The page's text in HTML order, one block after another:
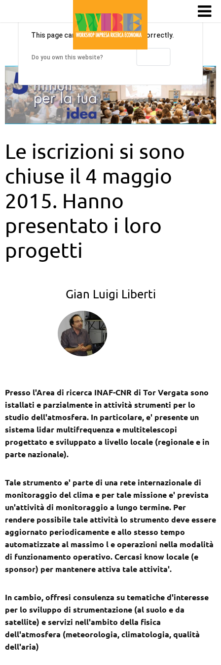
Le iscrizioni si sono
chiuse il 4 maggio
2015. Hanno
presentato i loro
progetti
Gian Luigi Liberti
Presso l'Area di ricerca INAF-CNR di Tor Vergata sono
istallati e parzialmente in attività strumenti per lo
studio dell'atmosfera. In particolare, e' presente un
sistema lidar multifrequenza e multitelescopi
progettato e sviluppato a livello locale (regionale e in
parte nazionale).
Tale strumento e' parte di una rete internazionale di
monitoraggio del clima e per tale missione e' prevista
un'attività di monitoraggio a lungo termine. Per
rendere possibile tale attività lo strumento deve essere
aggiornato periodicamente e allo stesso tempo
automatizzate al massimo l e operazioni nella modalità
di funzionamento operativo. Cercasi know locale (e
sponsor) per mantenere attiva tale attivita'.
In cambio, offresi consulenza su tematiche d'interesse
per lo sviluppo di strumentazione (al suolo e da
satellite) e servizi nell'ambito della fisica
dell'atmosfera (meteorologia, climatologia, qualità
dell'aria)
This page can't load Google Maps correctly.
Do you own this website?